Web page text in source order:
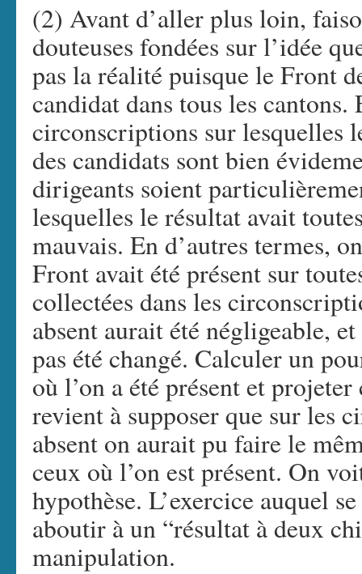
(2) Avant d’aller plus loin,
douteuses fondées sur l’idée
pas la réalité puisque le Front
candidat dans tous les cantons.
circonscriptions sur lesquelles
des candidats sont bien
dirigeants soient
lesquelles le résultat avait
mauvais. En d’autres termes,
Front avait été présent sur
collectées dans les
absent aurait été négligeable,
pas été changé. Calculer un
où l’on a été présent et
revient à supposer que sur les
absent on aurait pu faire le
ceux où l’on est présent. On
hypothèse. L’exercice auquel
aboutir à un “résultat à deux
manipulation.